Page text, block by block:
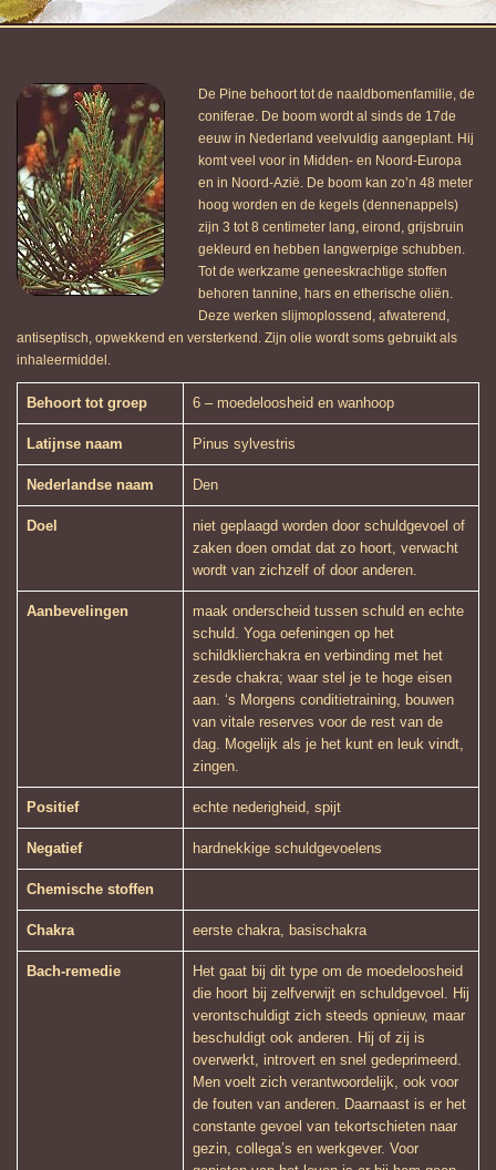
De Pine behoort tot de naaldbomenfamilie, de
coniferae. De boom wordt al sinds de 17de
eeuw in Nederland veelvuldig aangeplant. Hij
komt veel voor in Midden- en Noord-Europa
en in Noord-Azië. De boom kan zo’n 48 meter
hoog worden en de kegels (dennenappels)
zijn 3 tot 8 centimeter lang, eirond, grijsbruin
gekleurd en hebben langwerpige schubben.
Tot de werkzame geneeskrachtige stoffen
behoren tannine, hars en etherische oliën.
Deze werken slijmoplossend, afwaterend,
antiseptisch, opwekkend en versterkend. Zijn olie wordt soms gebruikt als
inhaleermiddel.
Behoort tot groep 6 – moedeloosheid en wanhoop
Latijnse naam Pinus sylvestris
Nederlandse naam Den
Doel
niet geplaagd worden door schuldgevoel of
zaken doen omdat dat zo hoort, verwacht
wordt van zichzelf of door anderen.
Aanbevelingen
maak onderscheid tussen schuld en echte
schuld. Yoga oefeningen op het
schildklierchakra en verbinding met het
zesde chakra; waar stel je te hoge eisen
aan. ‘s Morgens conditietraining, bouwen
van vitale reserves voor de rest van de
dag. Mogelijk als je het kunt en leuk vindt,
zingen.
Positief echte nederigheid, spijt
Negatief hardnekkige schuldgevoelens
Chemische stoffen
Chakra eerste chakra, basischakra
Bach-remedie
Het gaat bij dit type om de moedeloosheid
die hoort bij zelfverwijt en schuldgevoel. Hij
verontschuldigt zich steeds opnieuw, maar
beschuldigt ook anderen. Hij of zij is
overwerkt, introvert en snel gedeprimeerd.
Men voelt zich verantwoordelijk, ook voor
de fouten van anderen. Daarnaast is er het
constante gevoel van tekortschieten naar
gezin, collega’s en werkgever. Voor